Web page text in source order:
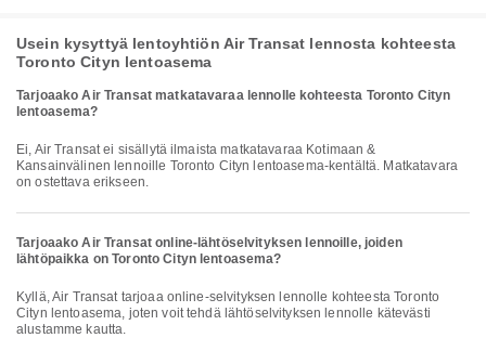
Usein kysyttyä lentoyhtiön Air Transat lennosta kohteesta
Toronto Cityn lentoasema
Tarjoaako Air Transat matkatavaraa lennolle kohteesta Toronto Cityn
lentoasema?
Ei, Air Transat ei sisällytä ilmaista matkatavaraa Kotimaan &
Kansainvälinen lennoille Toronto Cityn lentoasema-kentältä. Matkatavara
on ostettava erikseen.
Tarjoaako Air Transat online-lähtöselvityksen lennoille, joiden
lähtöpaikka on Toronto Cityn lentoasema?
Kyllä, Air Transat tarjoaa online-selvityksen lennolle kohteesta Toronto
Cityn lentoasema, joten voit tehdä lähtöselvityksen lennolle kätevästi
alustamme kautta.